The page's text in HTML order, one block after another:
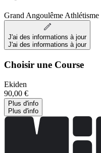
Grand Angoulême Athlétisme
J'ai des informations à jour
J'ai des informations à jour
Choisir une Course
Ekiden
90,00 €
Plus d'info
Plus d'info